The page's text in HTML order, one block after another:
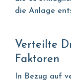
die Anlage
Verteilte Druckverluste: Bestimmende
Faktoren
In Bezug auf